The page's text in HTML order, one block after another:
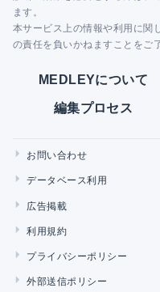
ます。
本サービス上の情報や利用に関
の責任を負いかねますことをご
MEDLEYについて
編集プロセス
お問い合わせ
データベース利用
広告掲載
利用規約
プライバシーポリシー
外部送信ポリシー